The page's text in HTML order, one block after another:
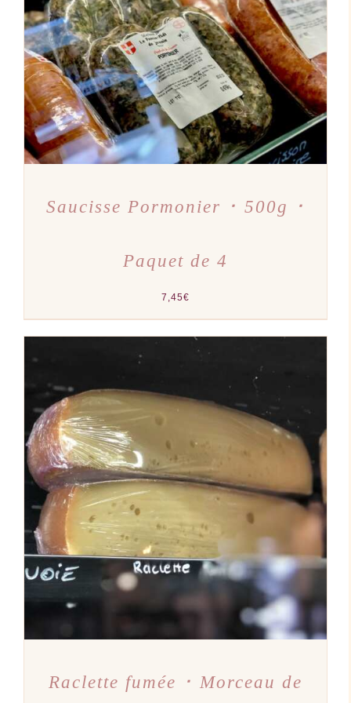
AJOUTER AU PANIER
DÉTAILS
Saucisse Pormonier ･ 500g ･
Paquet de 4
7,45€
AJOUTER AU PANIER
/
DÉTAILS
Raclette fumée ･ Morceau de